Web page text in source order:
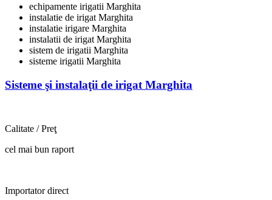
echipamente irigatii Marghita
instalatie de irigat Marghita
instalatie irigare Marghita
instalatii de irigat Marghita
sistem de irigatii Marghita
sisteme irigatii Marghita
Sisteme şi instalaţii de irigat Marghita
Calitate / Preţ
cel mai bun raport
Importator direct